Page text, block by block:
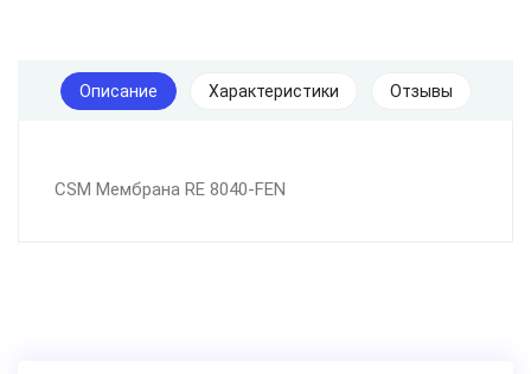
Описание Характеристики Отзывы
CSM Мембрана RE 8040-FEN